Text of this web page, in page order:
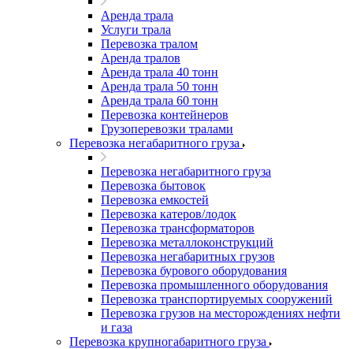
Аренда трала
Услуги трала
Перевозка тралом
Аренда тралов
Аренда трала 40 тонн
Аренда трала 50 тонн
Аренда трала 60 тонн
Перевозка контейнеров
Грузоперевозки тралами
Перевозка негабаритного груза
Перевозка негабаритного груза
Перевозка бытовок
Перевозка емкостей
Перевозка катеров/лодок
Перевозка трансформаторов
Перевозка металлоконструкций
Перевозка негабаритных грузов
Перевозка бурового оборудования
Перевозка промышленного оборудования
Перевозка транспортируемых сооружений
Перевозка грузов на месторождениях нефти
и газа
Перевозка крупногабаритного груза